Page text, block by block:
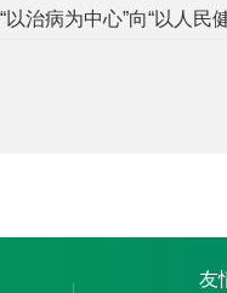
治病为中心”向“以人民
友